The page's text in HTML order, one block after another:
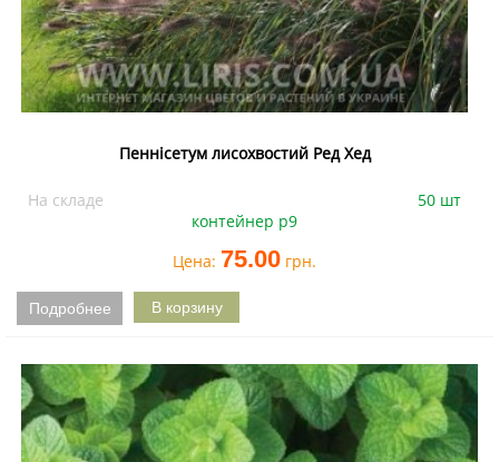
Пеннісетум лисохвостий Ред Хед
На складе
50 шт
контейнер р9
Цена: 75.00 грн.
Подробнее